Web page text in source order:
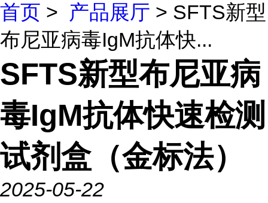
首页 > 产品展厅 > SFTS新型
布尼亚病毒IgM抗体快...
SFTS新型布尼亚病
毒IgM抗体快速检测
试剂盒（金标法）
2025-05-22